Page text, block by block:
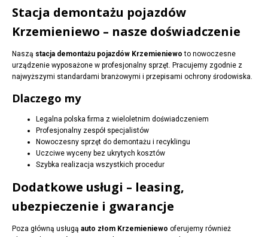
Stacja demontażu pojazdów
Krzemieniewo – nasze doświadczenie
Naszą stacja demontażu pojazdów Krzemieniewo to nowoczesne
urządzenie wyposażone w profesjonalny sprzęt. Pracujemy zgodnie z
najwyższymi standardami branżowymi i przepisami ochrony środowiska.
Dlaczego my
Legalna polska firma z wieloletnim doświadczeniem
Profesjonalny zespół specjalistów
Nowoczesny sprzęt do demontażu i recyklingu
Uczciwe wyceny bez ukrytych kosztów
Szybka realizacja wszystkich procedur
Dodatkowe usługi – leasing,
ubezpieczenie i gwarancje
Poza główną usługą auto złom Krzemieniewo oferujemy również